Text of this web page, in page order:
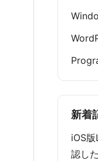
新着
iOS
認し